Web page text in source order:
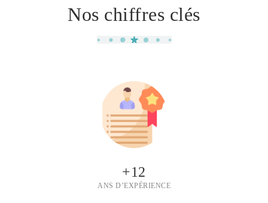
Nos chiffres clés
+12
ANS D’EXPÉRIENCE